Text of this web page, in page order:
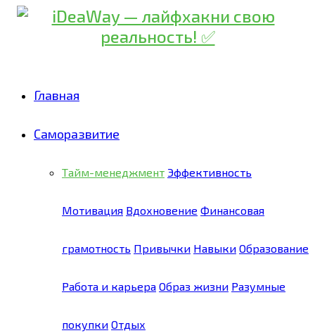
Главная
Саморазвитие
Тайм-менеджмент Эффективность
Мотивация Вдохновение Финансовая
грамотность Привычки Навыки Образование
Работа и карьера Образ жизни Разумные
покупки Отдых